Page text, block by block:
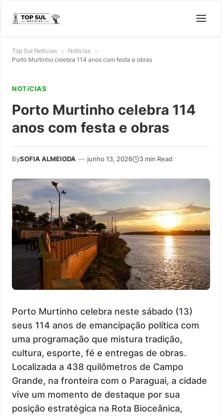
Top Sul Noticias » Notícias »
Porto Murtinho celebra 114 anos com festa e obras
NOTíCIAS
Porto Murtinho celebra 114
anos com festa e obras
BySOFIA ALMEIODA — junho 13, 2026 3 min Read
Porto Murtinho celebra neste sábado (13)
seus 114 anos de emancipação política com
uma programação que mistura tradição,
cultura, esporte, fé e entregas de obras.
Localizada a 438 quilômetros de Campo
Grande, na fronteira com o Paraguai, a cidade
vive um momento de destaque por sua
posição estratégica na Rota Bioceânica,